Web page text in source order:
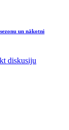
un nākotni
diskusiju